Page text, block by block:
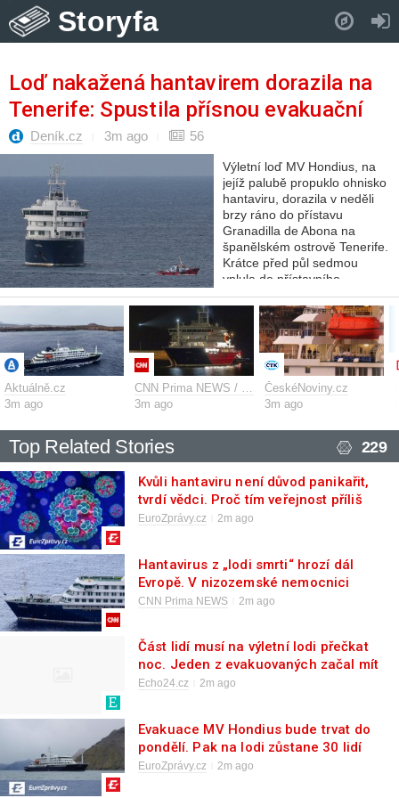
Storyfa
Loď nakažená hantavirem dorazila na
Tenerife: Spustila přísnou evakuační
akciDeník.cz 3m ago 56
Výletní loď MV Hondius, na
jejíž palubě propuklo ohnisko
hantaviru, dorazila v neděli
brzy ráno do přístavu
Granadilla de Abona na
španělském ostrově Tenerife.
Krátce před půl sedmou
vplula do přístavního
prostoru, kde zakotvila v
bezpečné…
Aktuálně.cz
3m ago
CNN Prima NEWS / Zahraniční
3m ago
ČeskéNoviny.cz
3m ago
Top Related Stories 229
Kvůli hantaviru není důvod panikařit,
tvrdí vědci. Proč tím veřejnost příliš
neuklidňují?
EuroZprávy.cz 2m ago
Hantavirus z „lodi smrti“ hrozí dál
Evropě. V nizozemské nemocnici
zpackali odběr krve
CNN Prima NEWS 2m ago
Část lidí musí na výletní lodi přečkat
noc. Jeden z evakuovaných začal mít
příznaky při návratovém letu
Echo24.cz 2m ago
Evakuace MV Hondius bude trvat do
pondělí. Pak na lodi zůstane 30 lidí
EuroZprávy.cz 2m ago
Pull down to refresh..